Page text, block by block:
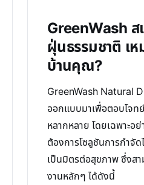
GreenWash ส
ฝุ่นธรรมชาติ เห
บ้านคุณ?
GreenWash Natural
ออกแบบมาเพื่อตอบโจท
หลากหลาย โดยเฉพาะอ
ต้องการโซลูชันการกำจั
เป็นมิตรต่อสุขภาพ ซึ่งส
งานหลักๆ ได้ดังนี้